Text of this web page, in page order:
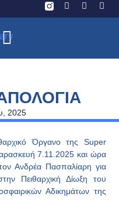
2025
Όργανο της Super
7.11.2025 και ώρα
Ανδρέα Πασπαλίαρη για
Πειθαρχική Δίωξη του
Αδικημάτων της